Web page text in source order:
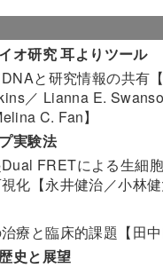
オ研究 耳よりツール
と研究情報の共有
／ Lianna E.
C. Fan】
実験法
FRETによる生細
化【永井健治／小林健
療と臨床的課題【田中
史と展望